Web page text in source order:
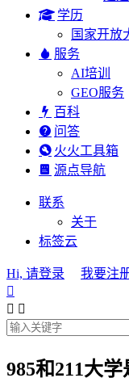
学历
国家开放
服务
AI培训
GEO服务
百科
问答
火火工具箱
源点导航
联系
关于
标签云
Hi, 请登录 我要注

 
985和211大